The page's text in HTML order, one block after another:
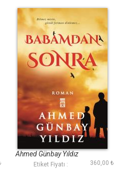
Babamdan Sonra
Ahmed Günbay Yıldız
Etiket Fiyatı : 360,00 ₺